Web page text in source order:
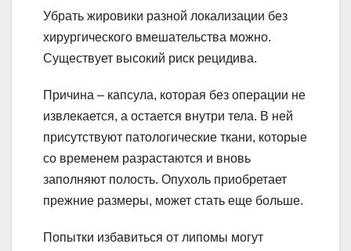
Убрать жировики разной локализации без
хирургического вмешательства можно.
Существует высокий риск рецидива.
Причина – капсула, которая без операции не
извлекается, а остается внутри тела. В ней
присутствуют патологические ткани, которые
со временем разрастаются и вновь
заполняют полость. Опухоль приобретает
прежние размеры, может стать еще больше.
Попытки избавиться от липомы могут